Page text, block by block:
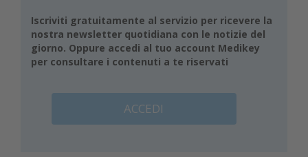
Iscriviti gratuitamente al servizio per ricevere la
nostra newsletter quotidiana con le notizie del
giorno. Oppure accedi al tuo account Medikey
per consultare i contenuti a te riservati
ACCEDI